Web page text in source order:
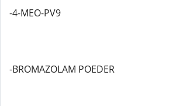
-4-MEO-PV9
-BROMAZOLAM POEDER